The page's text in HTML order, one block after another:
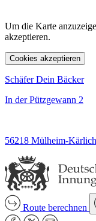
Um die Karte
akzeptieren.
Cookies akzeptieren
Schäfer Dein Bäcker
In der Pützgewann 2
56218 Mülheim-Kärlich
Route berechnen